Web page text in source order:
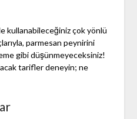
kullanabileceğiniz çok yönlü
parmesan peynirini
gibi düşünmeyeceksiniz!
tarifler deneyin; ne